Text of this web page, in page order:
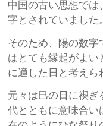
中国の古い思想では
字とされていました
そのため、陽の数字
はとても縁起がよい
に適した日と考えら
元々は巳の日に禊ぎ
代とともに意味合い